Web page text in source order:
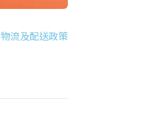
物流及配送政策